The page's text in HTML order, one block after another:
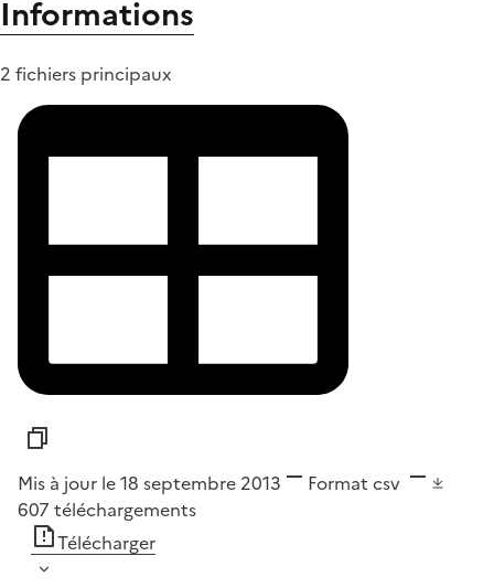
Informations
2 fichiers principaux
Mis à jour le 18 septembre 2013 Format csv
607 téléchargements
Télécharger